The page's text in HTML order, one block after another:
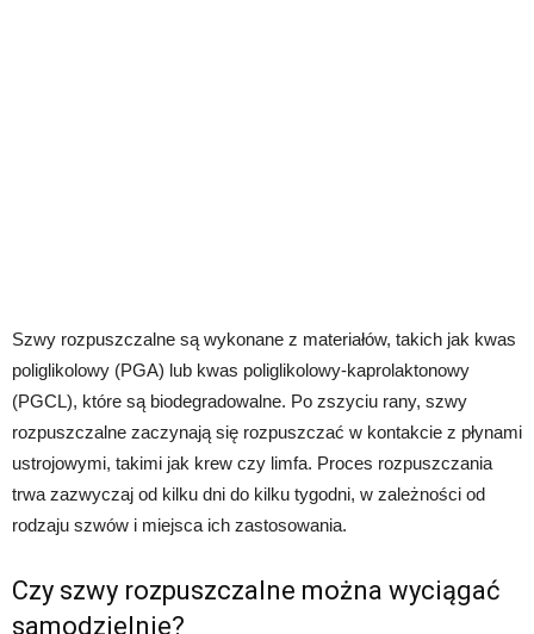
Szwy rozpuszczalne są wykonane z materiałów, takich jak kwas
poliglikolowy (PGA) lub kwas poliglikolowy-kaprolaktonowy
(PGCL), które są biodegradowalne. Po zszyciu rany, szwy
rozpuszczalne zaczynają się rozpuszczać w kontakcie z płynami
ustrojowymi, takimi jak krew czy limfa. Proces rozpuszczania
trwa zazwyczaj od kilku dni do kilku tygodni, w zależności od
rodzaju szwów i miejsca ich zastosowania.
Czy szwy rozpuszczalne można wyciągać
samodzielnie?